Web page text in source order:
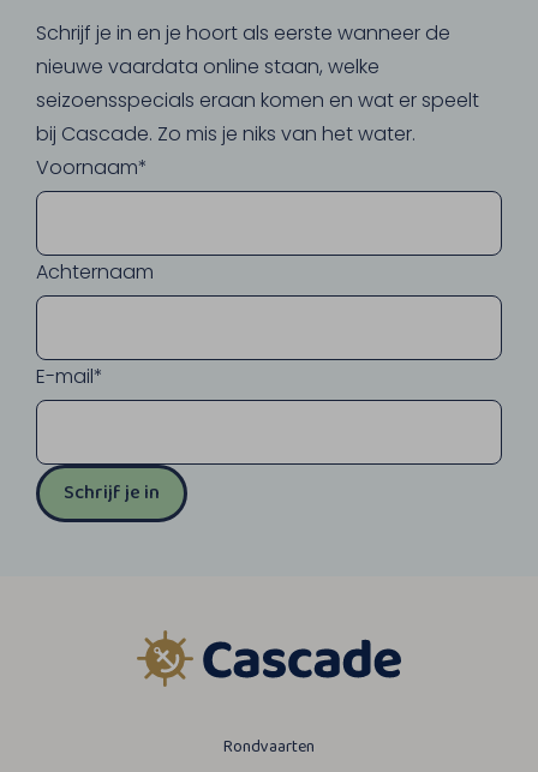
Schrijf je in en je hoort als eerste wanneer de
nieuwe vaardata online staan, welke
seizoensspecials eraan komen en wat er speelt
bij Cascade. Zo mis je niks van het water.
Voornaam*
Achternaam
E-mail*
Schrijf je in
Rondvaarten